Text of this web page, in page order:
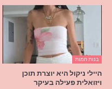
בנות חמות
היילי ניקול היא יוצרת תוכן
ויזואלית פעילה בעיקר